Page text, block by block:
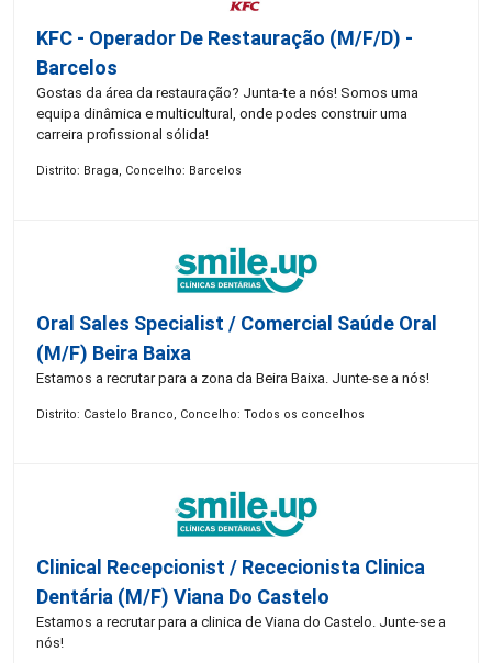
KFC - Operador De Restauração (m/f/d) -
Barcelos
Gostas da área da restauração? Junta-te a nós! Somos uma
equipa dinâmica e multicultural, onde podes construir uma
carreira profissional sólida!
Distrito: Braga, Concelho: Barcelos
Oral Sales Specialist / Comercial Saúde Oral
(M/F) Beira Baixa
Estamos a recrutar para a zona da Beira Baixa. Junte-se a nós!
Distrito: Castelo Branco, Concelho: Todos os concelhos
Clinical Recepcionist / Rececionista Clinica
Dentária (M/F) Viana Do Castelo
Estamos a recrutar para a clinica de Viana do Castelo. Junte-se a
nós!